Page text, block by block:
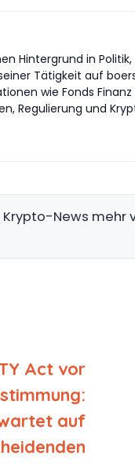
Hintergrund in
Tätigkeit auf
wie Fonds Finanz
Regulierung und
Krypto-News mehr
Act vor
auf